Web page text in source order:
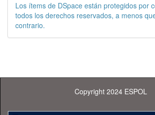
Los ítems de DSpace están protegidos por
todos los derechos reservados, a menos
contrario.
Copyright 2024 ESPOL